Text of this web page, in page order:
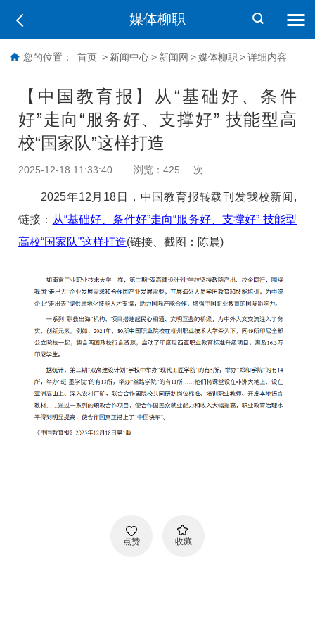
媒体柳职
您的位置： 首页 > 新闻中心 > 新闻网 > 媒体柳职 > 详细内容
【中国教育报】从“基础好、条件
好”走向“服务好、支撑好” 技能型高
校“国家队”这样打造
2025-12-18 11:33:40 浏览：425 次
2025年12月18日，中国教育报转载刊发我校新闻,
链接： 从“基础好、条件好”走向“服务好、支撑好” 技能型
高校“国家队”这样打造(链接、截图： 陈晨)
点赞 收藏